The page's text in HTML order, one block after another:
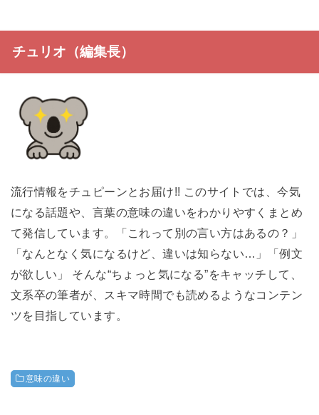
チュリオ（編集長）
流行情報をチュピーンとお届け!! このサイトでは、今気
になる話題や、言葉の意味の違いをわかりやすくまとめ
て発信しています。「これって別の言い方はあるの？」
「なんとなく気になるけど、違いは知らない…」「例文
が欲しい」 そんな“ちょっと気になる”をキャッチして、
文系卒の筆者が、スキマ時間でも読めるようなコンテン
ツを目指しています。
意味の違い